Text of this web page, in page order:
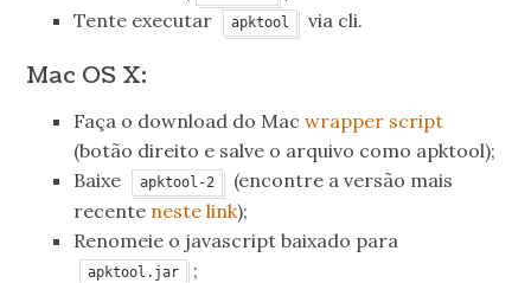
Tente executar
apktool via cli.
Mac OS X:
Faça o download do Macwrapper script
(botão direito e salve o arquivo como apktool);
Baixe
apktool-2
(encontre a versão mais
recente neste link);
Renomeie o javascript baixado para
apktool.jar
;